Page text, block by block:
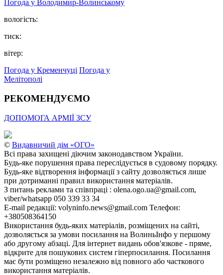
Погода у Володимир-Волинському
вологість:
тиск:
вітер:
Погода у Кременчуці Погода у
Мелітополі
РЕКОМЕНДУЄМО
ДОПОМОГА АРМІЇ ЗСУ
© Видавничий дім «ОГО»
Всі права захищені діючим законодавством України.
Будь-яке порушення права переслідується в судовому порядку.
Будь-яке відтворення інформації з сайту дозволяється лише
при дотриманні правил використання матеріалів.
З питань реклами та співпраці : olena.ogo.ua@gmail.com,
viber/whatsapp 050 339 33 34
E-mail редакції: volyninfo.news@gmail.com Телефон:
+380508364150
Використання будь-яких матеріалів, розміщених на сайті,
дозволяється за умови посилання на ВолиньІнфо у першому
або другому абзаці. Для інтернет видань обов'язкове - пряме,
відкрите для пошукових систем гіперпосилання. Посилання
має бути розміщено незалежно від повного або часткового
використання матеріалів.